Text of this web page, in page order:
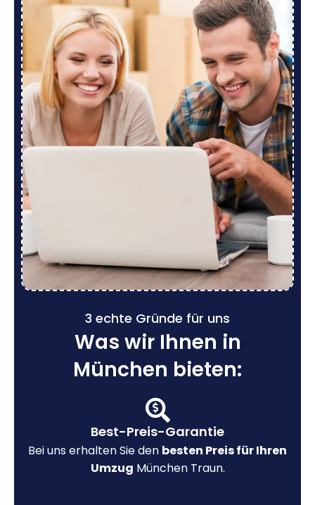
3 echte Gründe für uns
Was wir Ihnen in
München bieten:
Best-Preis-Garantie
Bei uns erhalten Sie den besten Preis für Ihren
Umzug München Traun.